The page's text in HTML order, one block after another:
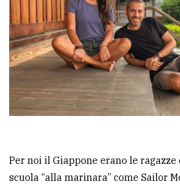
Per noi il Giappone erano le
scuola “alla marinara” come Sailor